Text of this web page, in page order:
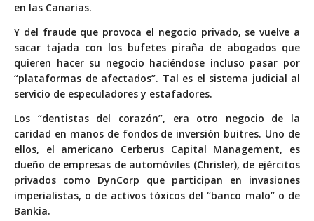
en las Canarias.
Y del fraude que provoca el negocio privado, se vuelve a
sacar tajada con los bufetes piraña de abogados que
quieren hacer su negocio haciéndose incluso pasar por
“plataformas de afectados”. Tal es el sistema judicial al
servicio de especuladores y estafadores.
Los “dentistas del corazón”, era otro negocio de la
caridad en manos de fondos de inversión buitres. Uno de
ellos, el americano Cerberus Capital Management, es
dueño de empresas de automóviles (Chrisler), de ejércitos
privados como DynCorp que participan en invasiones
imperialistas, o de activos tóxicos del “banco malo” o de
Bankia.